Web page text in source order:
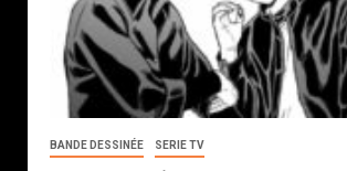
BANDE DESSINÉE SERIE TV